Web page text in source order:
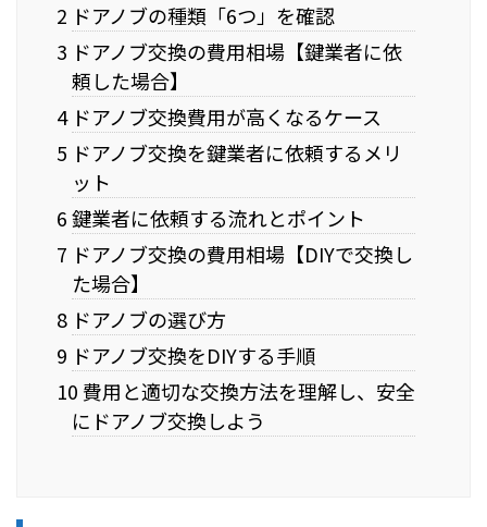
2 ドアノブの種類「6つ」を確認
3 ドアノブ交換の費用相場【鍵業者に依
頼した場合】
4 ドアノブ交換費用が高くなるケース
5 ドアノブ交換を鍵業者に依頼するメリ
ット
6 鍵業者に依頼する流れとポイント
7 ドアノブ交換の費用相場【DIYで交換し
た場合】
8 ドアノブの選び方
9 ドアノブ交換をDIYする手順
10 費用と適切な交換方法を理解し、安全
にドアノブ交換しよう